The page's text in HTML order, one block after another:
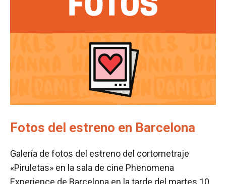
Fotos del estreno en Barcelona
Galería de fotos del estreno del cortometraje
«Piruletas» en la sala de cine Phenomena
Experience de Barcelona en la tarde del martes 10